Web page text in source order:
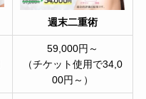
週末二重術
59,000円～
（チケット使用で34,0
00円～）